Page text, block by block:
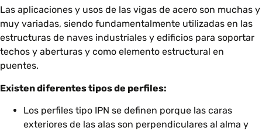
Las aplicaciones y usos de las vigas de acero son muchas y
muy variadas, siendo fundamentalmente utilizadas en las
estructuras de naves industriales y edificios para soportar
techos y aberturas y como elemento estructural en
puentes.
Existen diferentes tipos de perfiles:
Los perfiles tipo IPN se definen porque las caras
exteriores de las alas son perpendiculares al alma y